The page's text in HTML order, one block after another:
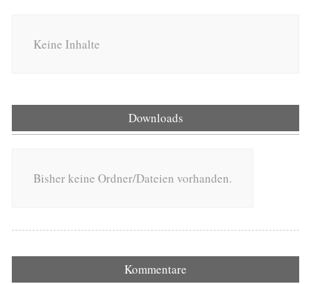
Keine Inhalte
Downloads
Bisher keine Ordner/Dateien vorhanden.
Kommentare